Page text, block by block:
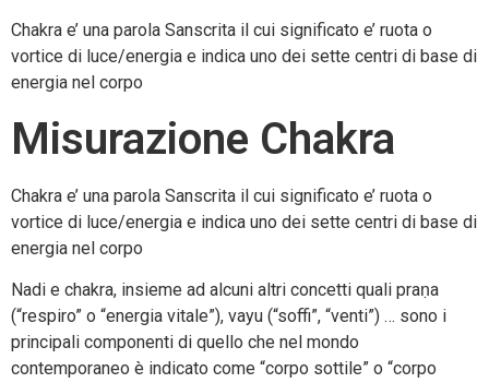
Chakra e’ una parola Sanscrita il cui significato e’ ruota o
vortice di luce/energia e indica uno dei sette centri di base di
energia nel corpo
Misurazione Chakra
Chakra e’ una parola Sanscrita il cui significato e’ ruota o
vortice di luce/energia e indica uno dei sette centri di base di
energia nel corpo
Nadi e chakra, insieme ad alcuni altri concetti quali praṇa
(“respiro” o “energia vitale”), vayu (“soffi”, “venti”) … sono i
principali componenti di quello che nel mondo
contemporaneo è indicato come “corpo sottile” o “corpo